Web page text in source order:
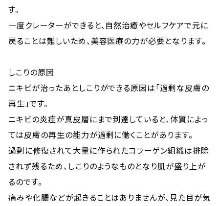
す。
一度クレーターができると、自然治癒やセルフケアで元に
戻ることは難しいため、美容医療の力が必要となります。
しこりの原因
ニキビが治ったあとしこりができる原因は「過剰な皮膚の
再生」です。
ニキビの炎症が真皮層にまで到達していると、体質によっ
ては皮膚の再生の能力が過剰に働くことがあります。
過剰に修復されて大量に作られたコラーゲン組織は排除
されず残るため、しこりのようなものとなり肌が盛り上が
るのです。
痛みや化膿などが起きることはありませんが、見た目が気